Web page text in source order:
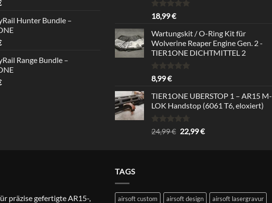
Hunter Bundle –
Range Bundle –
Rated5.00
out of 5
18,99€
Wartungskit / O-Ring Kit für
Wolverine Reaper Engine Gen. 2 -
TIER1ONE DICHTMITTEL 2
Rated
out of 5
8,99€
TIER1ONE UBERSTOP 1 – AR15 M-
LOK Handstop (6061 T6, eloxiert)
Rated4.67
out of 5
24,99€ Original
22,99€Current
präzise gefertigte AR15-,
TAGS
airsoft custom airsoft design
airsoft lasergravur